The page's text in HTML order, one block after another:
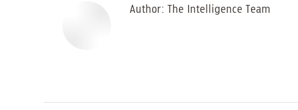
Author: The Intelligence Team